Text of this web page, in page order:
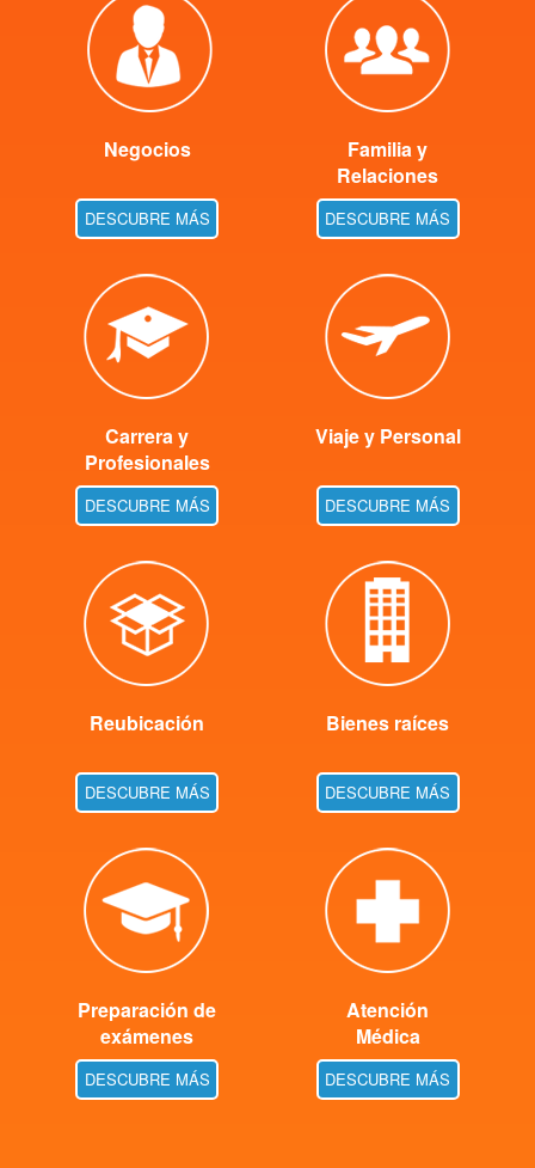
Negocios
DESCUBRE MÁS
Familia y
Relaciones
DESCUBRE MÁS
Carrera y
Profesionales
DESCUBRE MÁS
Viaje y Personal
DESCUBRE MÁS
Reubicación
DESCUBRE MÁS
Bienes raíces
DESCUBRE MÁS
Preparación de
exámenes
DESCUBRE MÁS
Atención
Médica
DESCUBRE MÁS